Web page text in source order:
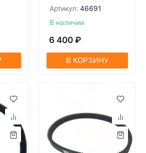
Артикул: 46691
В наличии
6 400 ₽
В КОРЗИНУ